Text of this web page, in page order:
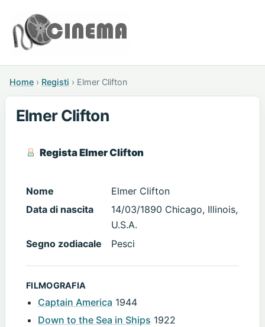
Home › Registi › Elmer Clifton
Elmer Clifton
Regista Elmer Clifton
Nome
Elmer Clifton
Data di nascita
14/03/1890 Chicago, Illinois,
U.S.A.
Segno zodiacale
Pesci
FILMOGRAFIA
Captain America 1944
Down to the Sea in Ships 1922